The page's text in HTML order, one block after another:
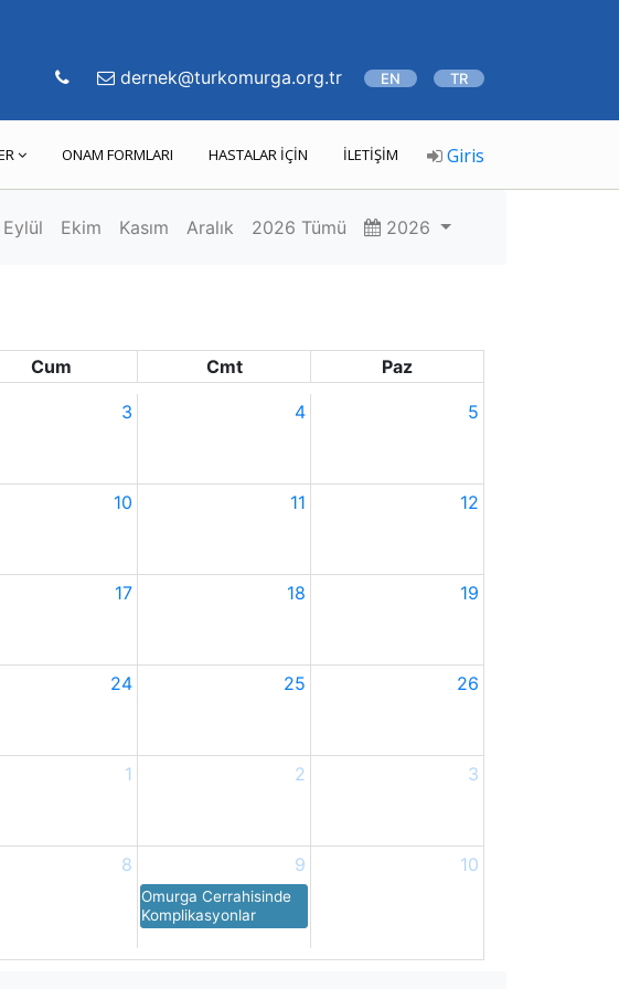
dernek@turkomurga.org.tr EN TR
Giris
ONAM FORMLARI HASTALAR İÇİN İLETİŞİM
Eylül Ekim Kasım Aralık 2026 Tümü 2026
Cum Cmt Paz
3 4 5
10 11 12
17 18 19
24 25 26
1 2 3
8 9
Omurga Cerrahisinde
Komplikasyonlar
10